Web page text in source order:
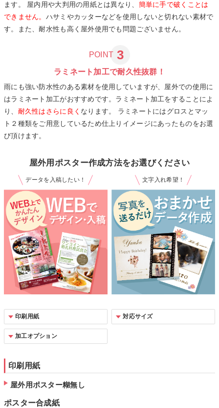
ます。 屋内用や大判用の用紙とは異なり、 簡単に手で破くことは
できません。 ハサミやカッターなどを使用しないと切れない素材で
す。また、耐水性も高く屋外使用でも問題ございません。
POINT 3
ラミネート加工で耐久性抜群！
雨にも強い防水性のある素材を使用していますが、屋外での使用に
はラミネート加工がおすすめです。ラミネート加工をすることによ
り、 耐久性はさらに良く なります。 ラミネートにはグロスとマッ
ト２種類をご用意しているため仕上りイメージにあったものをお選
び頂けます。
屋外用ポスター作成方法をお選びください
データを入稿したい！ 文字入れ希望！
印刷用紙 対応サイズ
加工オプション
印刷用紙
屋外用ポスター糊無し
ポスター合成紙